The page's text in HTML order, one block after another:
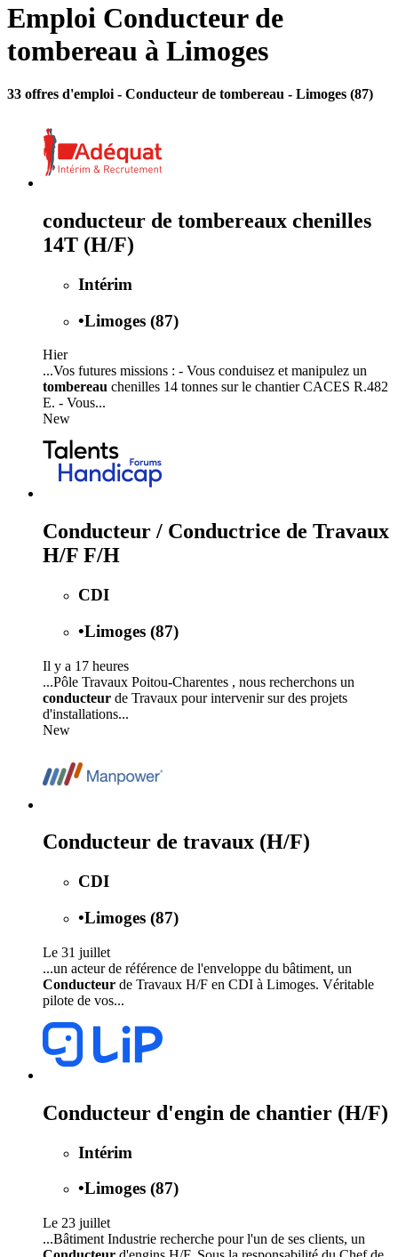
Emploi Conducteur de
tombereau à Limoges
33 offres d'emploi - Conducteur de tombereau - Limoges (87)
conducteur de tombereaux chenilles
14T (H/F)
Intérim
•Limoges (87)
Hier
...Vos futures missions : - Vous conduisez et manipulez un
tombereau chenilles 14 tonnes sur le chantier CACES R.482
E. - Vous...
New
Conducteur / Conductrice de Travaux
H/F F/H
CDI
•Limoges (87)
Il y a 17 heures
...Pôle Travaux Poitou-Charentes , nous recherchons un
conducteur de Travaux pour intervenir sur des projets
d'installations...
New
Conducteur de travaux (H/F)
CDI
•Limoges (87)
Le 31 juillet
...un acteur de référence de l'enveloppe du bâtiment, un
Conducteur de Travaux H/F en CDI à Limoges. Véritable
pilote de vos...
Conducteur d'engin de chantier (H/F)
Intérim
•Limoges (87)
Le 23 juillet
...Bâtiment Industrie recherche pour l'un de ses clients, un